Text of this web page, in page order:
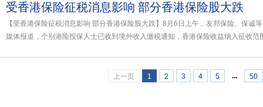
受香港保险征税消息影响 部分香港保险股大跌
【受香港保险征税消息影响 部分香港保险股大跌】8月6日上午，友邦保险、保诚
媒体报道，个别港险投保人士已收到境外收入缴税通知，香港保险收益纳入征收范
上一页 1 2 3 4 5 ... 50